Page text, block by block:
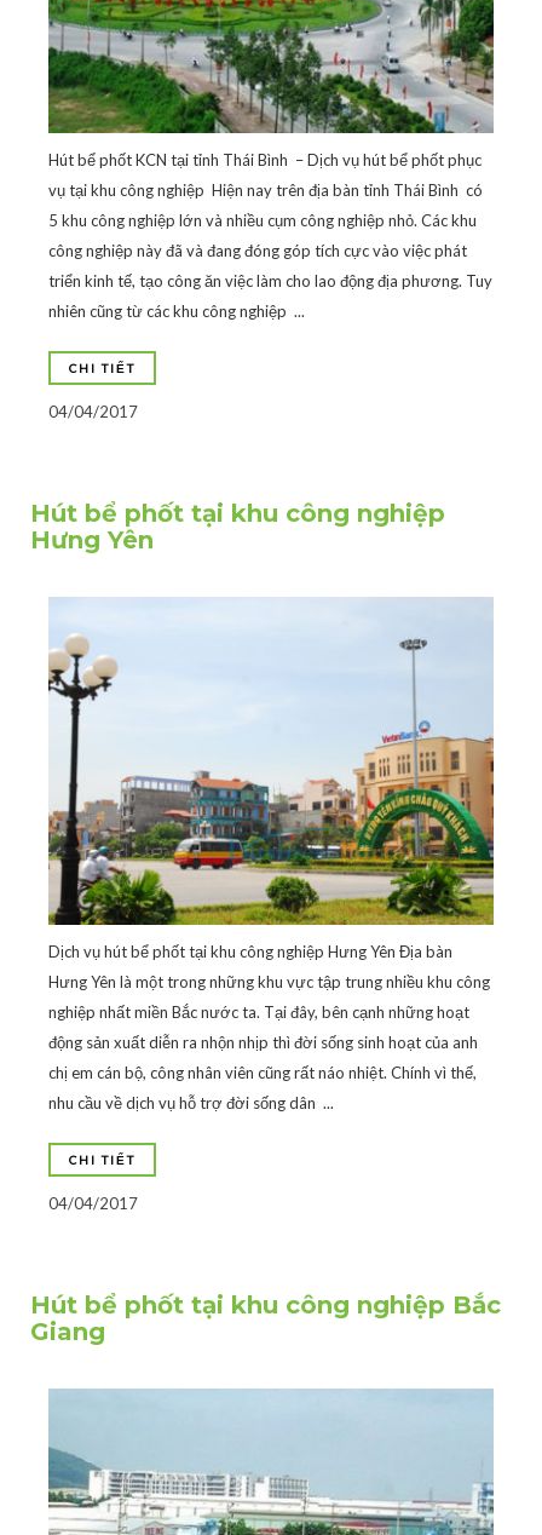
Hút bể phốt KCN tại tỉnh Thái Bình – Dịch vụ hút bể phốt phục
vụ tại khu công nghiệp Hiện nay trên địa bàn tỉnh Thái Bình có
5 khu công nghiệp lớn và nhiều cụm công nghiệp nhỏ. Các khu
công nghiệp này đã và đang đóng góp tích cực vào việc phát
triển kinh tế, tạo công ăn việc làm cho lao động địa phương. Tuy
nhiên cũng từ các khu công nghiệp ...
CHI TIẾT
04/04/2017
Hút bể phốt tại khu công nghiệp
Hưng Yên
Dịch vụ hút bể phốt tại khu công nghiệp Hưng Yên Địa bàn
Hưng Yên là một trong những khu vực tập trung nhiều khu công
nghiệp nhất miền Bắc nước ta. Tại đây, bên cạnh những hoạt
động sản xuất diễn ra nhộn nhịp thì đời sống sinh hoạt của anh
chị em cán bộ, công nhân viên cũng rất náo nhiệt. Chính vì thế,
nhu cầu về dịch vụ hỗ trợ đời sống dân ...
CHI TIẾT
04/04/2017
Hút bể phốt tại khu công nghiệp Bắc
Giang